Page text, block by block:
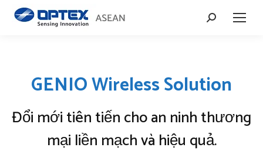
Search:
GENIO Wireless Solution
Đổi mới tiên tiến cho an ninh thương
mại liền mạch và hiệu quả.